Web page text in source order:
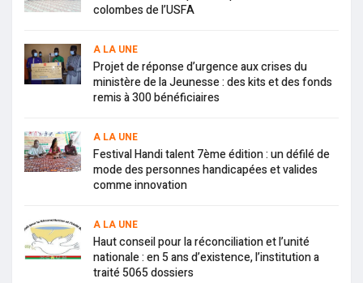
colombes de l’USFA
A LA UNE
Projet de réponse d’urgence aux crises du
ministère de la Jeunesse : des kits et des fonds
remis à 300 bénéficiaires
A LA UNE
Festival Handi talent 7ème édition : un défilé de
mode des personnes handicapées et valides
comme innovation
A LA UNE
Haut conseil pour la réconciliation et l’unité
nationale : en 5 ans d’existence, l’institution a
traité 5065 dossiers